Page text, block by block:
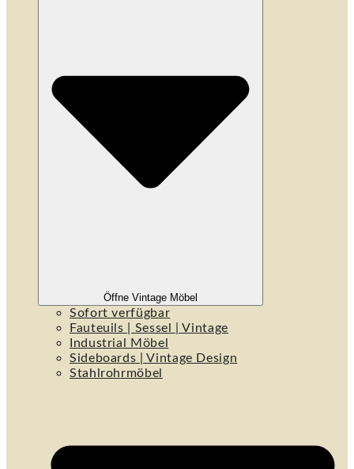
Öffne Vintage Möbel
Sofort verfügbar
Fauteuils | Sessel | Vintage
Industrial Möbel
Sideboards | Vintage Design
Stahlrohrmöbel